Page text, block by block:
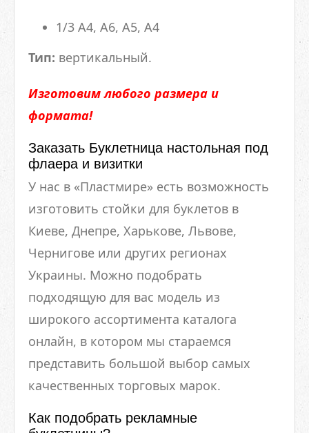
1/3 А4, А6, А5, А4
Тип: вертикальный.
Изготовим любого размера и
формата!
Заказать Буклетница настольная под
флаера и визитки
У нас в «Пластмире» есть возможность
изготовить стойки для буклетов в
Киеве, Днепре, Харькове, Львове,
Чернигове или других регионах
Украины. Можно подобрать
подходящую для вас модель из
широкого ассортимента каталога
онлайн, в котором мы стараемся
представить большой выбор самых
качественных торговых марок.
Как подобрать рекламные